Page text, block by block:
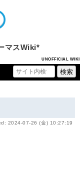
マスWiki*
UNOFFICIAL WIKI
2024-07-26 (金) 10:27:19